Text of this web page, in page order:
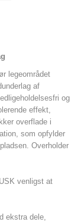
legeområdet
af
og
effekt,
overflade i
som opfylder
Overholder
venligst at
ekstra dele,